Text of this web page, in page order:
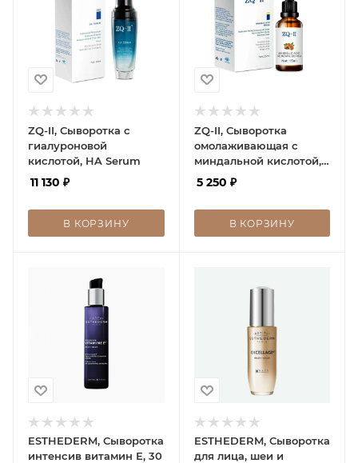
ZQ-II, Сыворотка с
гиалуроновой
кислотой, HA Serum
11 130 ₽
В КОРЗИНУ
ZQ-II, Сыворотка
омолаживающая с
миндальной кислотой,
Mandelic Acid Renewal
Serum
5 250 ₽
В КОРЗИНУ
ESTHEDERM, Сыворотка
интенсив витамин Е, 30
ESTHEDERM, Сыворотка
для лица, шеи и